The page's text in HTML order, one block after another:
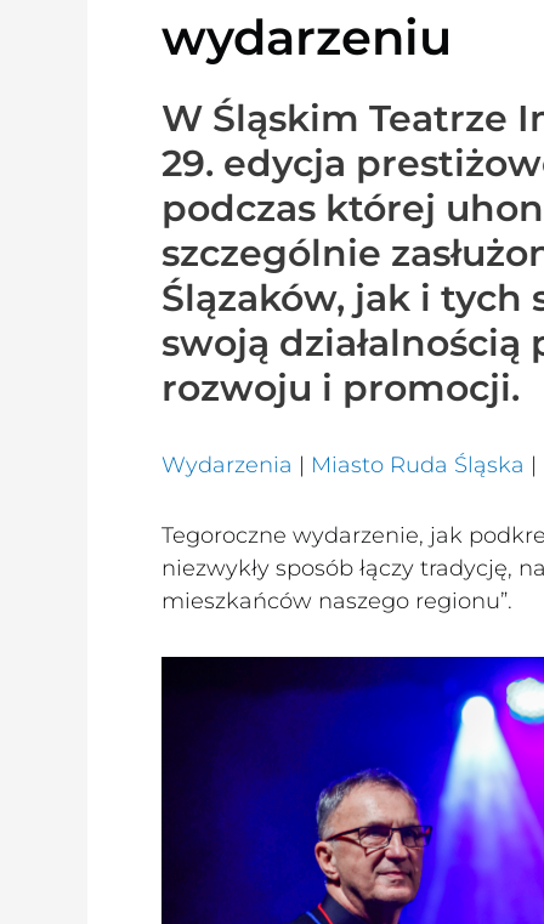
wydarzeniu
W Śląskim Teatrze
29. edycja
podczas której
szczególnie
Ślązaków, jak i tych
swoją
rozwoju i promocji.
Wydarzenia | Miasto Ruda Śląska |
Tegoroczne wydarzenie, jak
niezwykły sposób łączy tradycję,
mieszkańców naszego regionu”.